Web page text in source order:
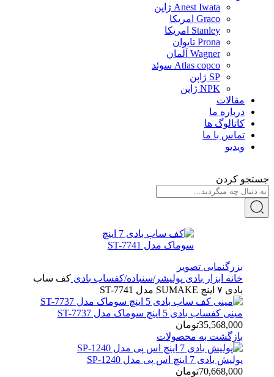
Anest Iwata ژاپن
Graco امریکا
Stanley امریکا
Prona تایوان
Wagner آلمان
Atlas copco سوئد
SP ژاپن
NPK ژاپن
مقالات
درباره ما
کاتالوگ ها
تماس با ما
ویدیو
جستجو کردن
بزرگنمایی تصویر
خانه ابزار بادی پولیشر/سنباده/کفساب بادیکف ساب
بادی ۷ اینچ SUMAKE مدل ST-7741
مینی کفساب بادی 5 اینچ سوماک مدل ST-7737
35,568,000تومان
بازگشت به محصولات
پولیش بادی 7 اینچ اس پی مدل SP-1240
70,668,000تومان